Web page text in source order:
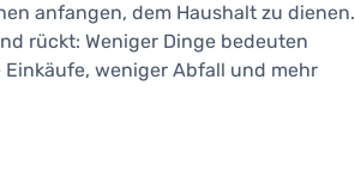
anfangen, dem Haushalt zu dienen.
rückt: Weniger Dinge bedeuten
weniger Abfall und mehr